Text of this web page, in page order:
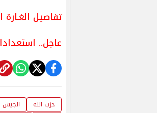
تفاصيل
عاجل..
حزب الله الجيش